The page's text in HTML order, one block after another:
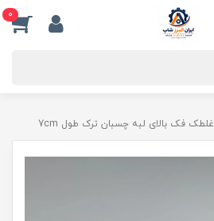
0
غلطک فک بالای لبه چسبان ترک طول 7cm